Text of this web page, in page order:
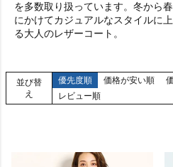
を多数取り扱っています。冬から
にかけてカジュアルなスタイルに
る大人のレザーコート。
並び替
え
優先度順 価格が安い順
レビュー順